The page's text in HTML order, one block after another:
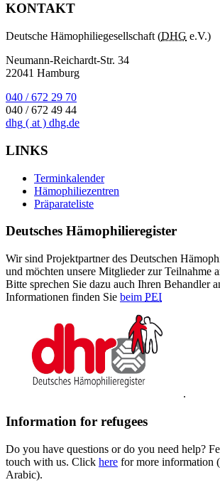
KONTAKT
Deutsche Hämophiliegesellschaft (DHG e.V.)
Neumann-Reichardt-Str. 34
22041 Hamburg
040 / 672 29 70
040 / 672 49 44
dhg ( at ) dhg.de
LINKS
Terminkalender
Hämophiliezentren
Präparateliste
Deutsches Hämophilieregister
Wir sind Projektpartner des Deutschen
und möchten unsere Mitglieder zur Teilnahme
Bitte sprechen Sie dazu auch Ihren Behandler
Informationen finden Sie beim PEI
.
Information for refugees
Do you have questions or do you need help?
touch with us. Click here for more information
Arabic).